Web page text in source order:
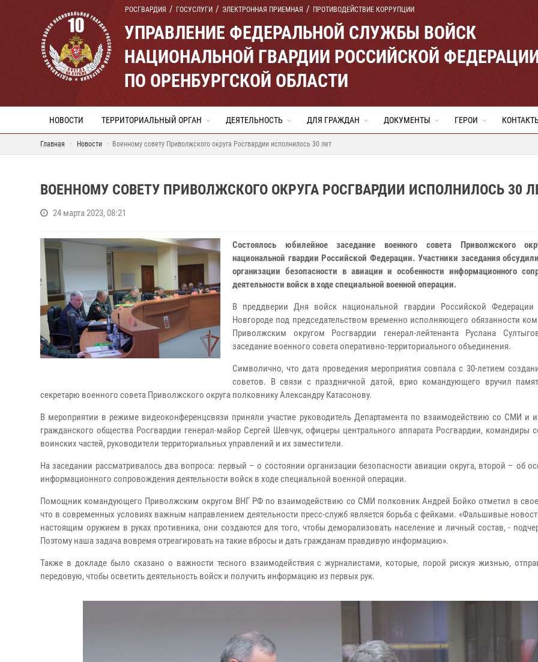
РОСГВАРДИЯ ГОСУСЛУГИ ЭЛЕКТРОННАЯ ПРИЕМНАЯ ПРОТИВОДЕЙСТВИЕ КОРРУПЦИИ
УПРАВЛЕНИЕ ФЕДЕРАЛЬНОЙ СЛУЖБЫ ВОЙСК
НАЦИОНАЛЬНОЙ ГВАРДИИ РОССИЙСКОЙ
ПО ОРЕНБУРГСКОЙ ОБЛАСТИ
НОВОСТИ ТЕРРИТОРИАЛЬНЫЙ ОРГАН ДЕЯТЕЛЬНОСТЬ ДЛЯ ГРАЖДАН ДОКУМЕНТЫ ГЕРОИ
Главная Новости Военному совету Приволжского округа Росгвардии исполнилось 30 лет
ВОЕННОМУ СОВЕТУ ПРИВОЛЖСКОГО ОКРУГА РОСГВАРДИИ ИСПОЛНИЛОСЬ 30
24 марта 2023, 08:21
Состоялось юбилейное заседание военного совета Приволжского
национальной гвардии Российской Федерации. Участники заседания
организации безопасности в авиации и особенности информационного
деятельности войск в ходе специальной военной операции.
В преддверии Дня войск национальной гвардии Российской
Новгороде под председательством временно исполняющего обязанности
Приволжским округом Росгвардии генерал-лейтенанта Руслана
заседание военного совета оперативно-территориального объединения.
Символично, что дата проведения мероприятия совпала с 30-летием
советов. В связи с праздничной датой, врио командующего вручил
секретарю военного совета Приволжского округа полковнику Александру Катасонову.
В мероприятии в режиме видеоконференцсвязи приняли участие руководитель Департамента по взаимодействию со СМИ и
гражданского общества Росгвардии генерал-майор Сергей Шевчук, офицеры центрального аппарата Росгвардии, командиры
воинских частей, руководители территориальных управлений и их заместители.
На заседании рассматривалось два вопроса: первый – о состоянии организации безопасности авиации округа, второй – об
информационного сопровождения деятельности войск в ходе специальной военной операции.
Помощник командующего Приволжским округом ВНГ РФ по взаимодействию со СМИ полковник Андрей Бойко отметил в
что в современных условиях важным направлением деятельности пресс-служб является борьба с фейками. «Фальшивые
настоящим оружием в руках противника, они создаются для того, чтобы деморализовать население и личный состав, -
Поэтому наша задача вовремя отреагировать на такие вбросы и дать гражданам правдивую информацию».
Также в докладе было сказано о важности тесного взаимодействия с журналистами, которые, порой рискуя жизнью,
передовую, чтобы осветить деятельность войск и получить информацию из первых рук.